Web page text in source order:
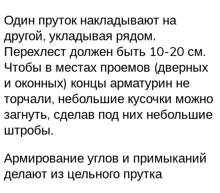
Один пруток накладывают на
другой, укладывая рядом.
Перехлест должен быть 10-20 см.
Чтобы в местах проемов (дверных
и оконных) концы арматурин не
торчали, небольшие кусочки можно
загнуть, сделав под них небольшие
штробы.
Армирование углов и примыканий
делают из цельного прутка